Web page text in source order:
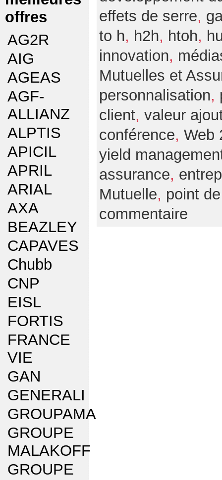
offres
AG2R
AIG
AGEAS
AGF-
ALLIANZ
ALPTIS
APICIL
APRIL
ARIAL
AXA
BEAZLEY
CAPAVES
Chubb
CNP
EISL
FORTIS
FRANCE
VIE
GAN
GENERALI
GROUPAMA
GROUPE
MALAKOFF
GROUPE
effets de serre,
to h, h2h, htoh,
innovation,
Mutuelles et
personnalisation,
client, valeur
conférence, Web
yield
assurance,
Mutuelle, point
commentaire